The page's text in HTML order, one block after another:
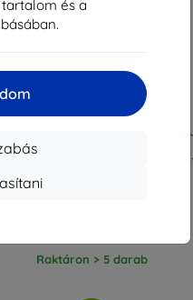
és a
-10%
3mk 1UP védőfólia Realme C63
Raktáron > 5 darab